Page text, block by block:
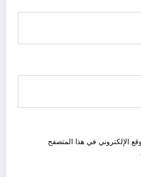
الإلكتروني في هذا المتصفح